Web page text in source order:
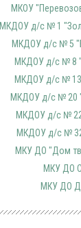
МКОУ
МКДОУ д/с № 1
МКДОУ д/с № 5
МКДОУ д/с № 8
МКДОУ д/с № 13
МКДОУ д/с № 20
МКДОУ д/с №
МКДОУ д/с №
МКУ ДО "Дом
МКУ ДО
МКУ ДО